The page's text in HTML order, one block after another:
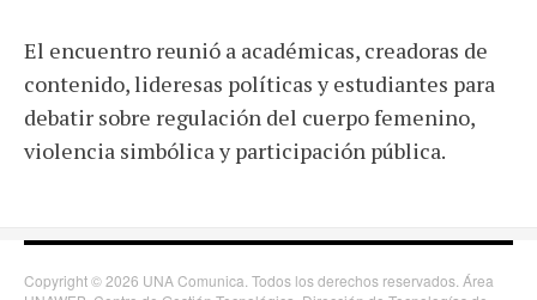
El encuentro reunió a académicas, creadoras de
contenido, lideresas políticas y estudiantes para
debatir sobre regulación del cuerpo femenino,
violencia simbólica y participación pública.
Copyright © 2026 UNA Comunica. Todos los derechos reservados. Área